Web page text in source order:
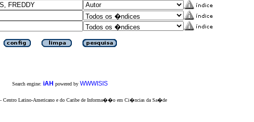
Search engine: iAH powered by WWWISIS
Centro Latino-Americano e do Caribe de Informa��o em Ci�ncias da Sa�de